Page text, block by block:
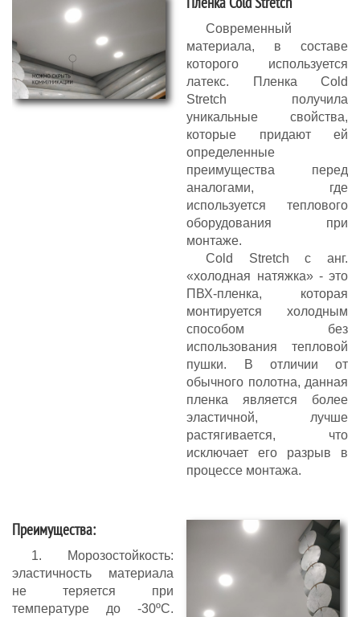
Современный
материала, в составе
которого используется
латекс. Пленка Cold
Stretch получила
уникальные свойства,
которые придают ей
определенные
преимущества перед
аналогами, где
используется теплового
оборудования при
монтаже.
Cold Stretch с анг.
«холодная натяжка» - это
ПВХ-пленка, которая
монтируется холодным
способом без
использования тепловой
пушки. В отличии от
обычного полотна, данная
пленка является более
эластичной, лучше
растягивается, что
исключает его разрыв в
процессе монтажа.
Преимущества:
1. Морозостойкость:
эластичность материала
не теряется при
температуре до -30ºС.